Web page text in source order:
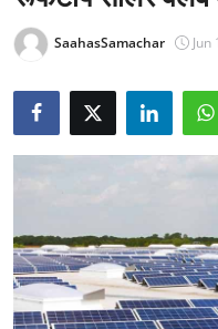
Epaper
धर्म
लाइफस्टाइल
टेक
SaahasSamachar Jun